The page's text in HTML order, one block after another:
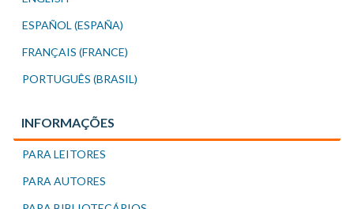
ESPAÑOL (ESPAÑA)
FRANÇAIS (FRANCE)
PORTUGUÊS (BRASIL)
INFORMAÇÕES
PARA LEITORES
PARA AUTORES